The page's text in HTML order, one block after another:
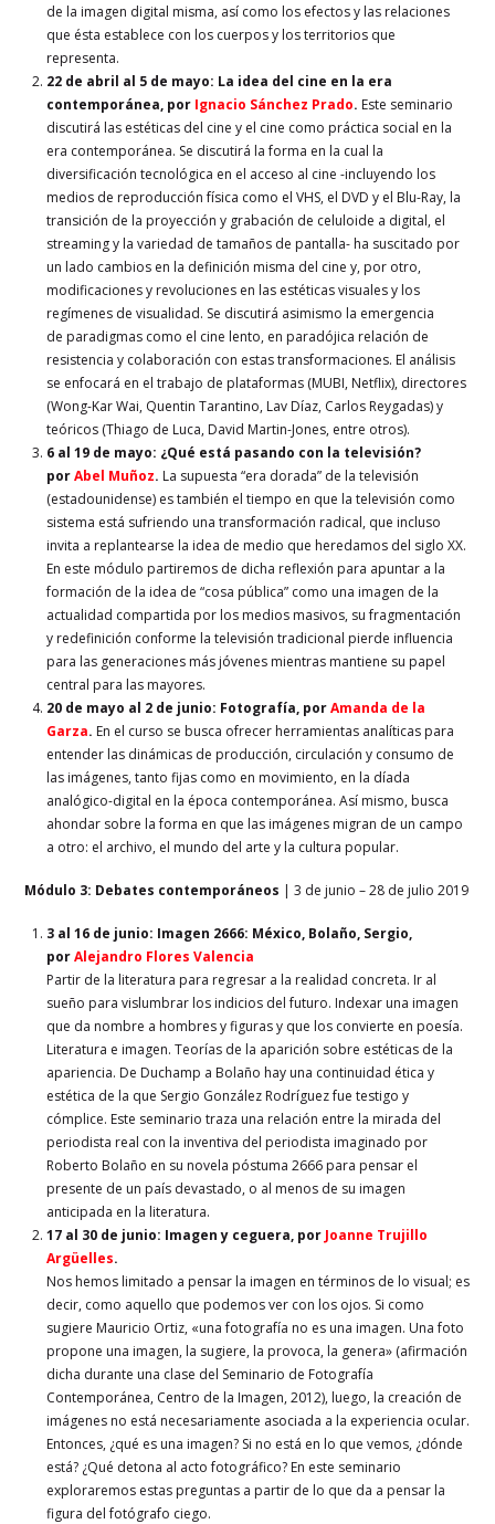
de la imagen digital misma, así como los efectos y las relaciones
que ésta establece con los cuerpos y los territorios que
representa.
22 de abril al 5 de mayo: La idea del cine en la era
contemporánea, por Ignacio Sánchez Prado. Este seminario
discutirá las estéticas del cine y el cine como práctica social en la
era contemporánea. Se discutirá la forma en la cual la
diversificación tecnológica en el acceso al cine -incluyendo los
medios de reproducción física como el VHS, el DVD y el Blu-Ray, la
transición de la proyección y grabación de celuloide a digital, el
streaming y la variedad de tamaños de pantalla- ha suscitado por
un lado cambios en la definición misma del cine y, por otro,
modificaciones y revoluciones en las estéticas visuales y los
regímenes de visualidad. Se discutirá asimismo la emergencia
de paradigmas como el cine lento, en paradójica relación de
resistencia y colaboración con estas transformaciones. El análisis
se enfocará en el trabajo de plataformas (MUBI, Netflix), directores
(Wong-Kar Wai, Quentin Tarantino, Lav Díaz, Carlos Reygadas) y
teóricos (Thiago de Luca, David Martin-Jones, entre otros).
6 al 19 de mayo: ¿Qué está pasando con la televisión?
porAbel Muñoz. La supuesta “era dorada” de la televisión
(estadounidense) es también el tiempo en que la televisión como
sistema está sufriendo una transformación radical, que incluso
invita a replantearse la idea de medio que heredamos del siglo XX.
En este módulo partiremos de dicha reflexión para apuntar a la
formación de la idea de “cosa pública” como una imagen de la
actualidad compartida por los medios masivos, su fragmentación
y redefinición conforme la televisión tradicional pierde influencia
para las generaciones más jóvenes mientras mantiene su papel
central para las mayores.
20 de mayo al 2 de junio: Fotografía, porAmanda de la
Garza. En el curso se busca ofrecer herramientas analíticas para
entender las dinámicas de producción, circulación y consumo de
las imágenes, tanto fijas como en movimiento, en la díada
analógico-digital en la época contemporánea. Así mismo, busca
ahondar sobre la forma en que las imágenes migran de un campo
a otro: el archivo, el mundo del arte y la cultura popular.
Módulo 3: Debates contemporáneos |3 de junio – 28 de julio 2019
3 al 16 de junio: Imagen 2666: México, Bolaño, Sergio,
porAlejandro Flores Valencia
Partir de la literatura para regresar a la realidad concreta. Ir al
sueño para vislumbrar los indicios del futuro. Indexar una imagen
que da nombre a hombres y figuras y que los convierte en poesía.
Literatura e imagen. Teorías de la aparición sobre estéticas de la
apariencia. De Duchamp a Bolaño hay una continuidad ética y
estética de la que Sergio González Rodríguez fue testigo y
cómplice. Este seminario traza una relación entre la mirada del
periodista real con la inventiva del periodista imaginado por
Roberto Bolaño en su novela póstuma 2666 para pensar el
presente de un país devastado, o al menos de su imagen
anticipada en la literatura.
17 al 30 de junio: Imagen y ceguera, por Joanne Trujillo
Argüelles.
Nos hemos limitado a pensar la imagen en términos de lo visual; es
decir, como aquello que podemos ver con los ojos. Si como
sugiere Mauricio Ortiz, «una fotografía no es una imagen. Una foto
propone una imagen, la sugiere, la provoca, la genera» (afirmación
dicha durante una clase del Seminario de Fotografía
Contemporánea, Centro de la Imagen, 2012), luego, la creación de
imágenes no está necesariamente asociada a la experiencia ocular.
Entonces, ¿qué es una imagen? Si no está en lo que vemos, ¿dónde
está? ¿Qué detona al acto fotográfico? En este seminario
exploraremos estas preguntas a partir de lo que da a pensar la
figura del fotógrafo ciego.